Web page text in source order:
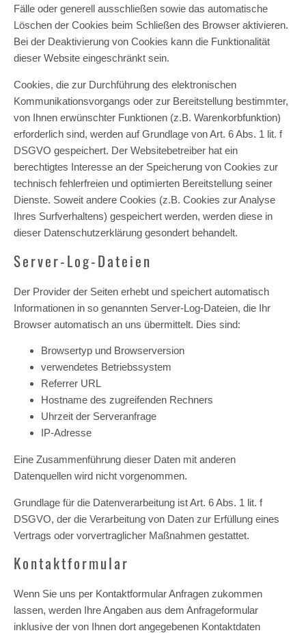
Fälle oder generell ausschließen sowie das automatische
Löschen der Cookies beim Schließen des Browser aktivieren.
Bei der Deaktivierung von Cookies kann die Funktionalität
dieser Website eingeschränkt sein.
Cookies, die zur Durchführung des elektronischen
Kommunikationsvorgangs oder zur Bereitstellung bestimmter,
von Ihnen erwünschter Funktionen (z.B. Warenkorbfunktion)
erforderlich sind, werden auf Grundlage von Art. 6 Abs. 1 lit. f
DSGVO gespeichert. Der Websitebetreiber hat ein
berechtigtes Interesse an der Speicherung von Cookies zur
technisch fehlerfreien und optimierten Bereitstellung seiner
Dienste. Soweit andere Cookies (z.B. Cookies zur Analyse
Ihres Surfverhaltens) gespeichert werden, werden diese in
dieser Datenschutzerklärung gesondert behandelt.
Server-Log-Dateien
Der Provider der Seiten erhebt und speichert automatisch
Informationen in so genannten Server-Log-Dateien, die Ihr
Browser automatisch an uns übermittelt. Dies sind:
Browsertyp und Browserversion
verwendetes Betriebssystem
Referrer URL
Hostname des zugreifenden Rechners
Uhrzeit der Serveranfrage
IP-Adresse
Eine Zusammenführung dieser Daten mit anderen
Datenquellen wird nicht vorgenommen.
Grundlage für die Datenverarbeitung ist Art. 6 Abs. 1 lit. f
DSGVO, der die Verarbeitung von Daten zur Erfüllung eines
Vertrags oder vorvertraglicher Maßnahmen gestattet.
Kontaktformular
Wenn Sie uns per Kontaktformular Anfragen zukommen
lassen, werden Ihre Angaben aus dem Anfrageformular
inklusive der von Ihnen dort angegebenen Kontaktdaten